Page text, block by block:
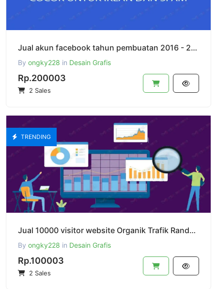
Jual akun facebook tahun pembuatan 2016 - 2018 jumlah teman 0 - 1000 (Random)
By ongky228 in Desain Grafis
Rp.200003
2 Sales
TRENDING
Jual 10000 visitor website Organik Trafik Random Dari Berbagai Negara Mixed
By ongky228 in Desain Grafis
Rp.100003
2 Sales